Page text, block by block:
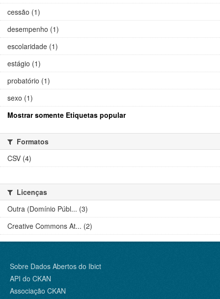
cessão (1)
desempenho (1)
escolaridade (1)
estágio (1)
probatório (1)
sexo (1)
Mostrar somente Etiquetas popular
Formatos
CSV (4)
Licenças
Outra (Domínio Públ... (3)
Creative Commons At... (2)
Sobre Dados Abertos do Ibict
API do CKAN
Associação CKAN